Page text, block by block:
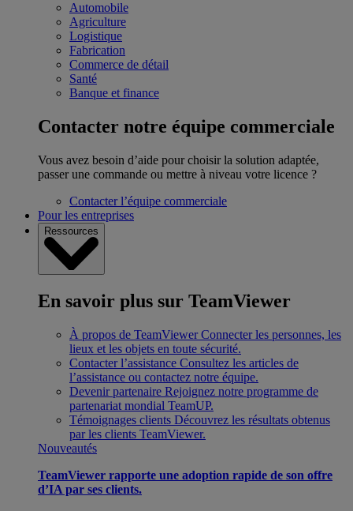
Automobile
Agriculture
Logistique
Fabrication
Commerce de détail
Santé
Banque et finance
Contacter notre équipe commerciale
Vous avez besoin d’aide pour choisir la solution adaptée,
passer une commande ou mettre à niveau votre licence ?
Contacter l’équipe commerciale
Pour les entreprises
Ressources
En savoir plus sur TeamViewer
À propos de TeamViewer Connecter les personnes, les
lieux et les objets en toute sécurité.
Contacter l’assistance Consultez les articles de
l’assistance ou contactez notre équipe.
Devenir partenaire Rejoignez notre programme de
partenariat mondial TeamUP.
Témoignages clients Découvrez les résultats obtenus
par les clients TeamViewer.
Nouveautés
TeamViewer rapporte une adoption rapide de son offre
d’IA par ses clients.